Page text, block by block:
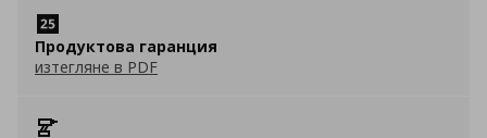
Продуктова гаранция
изтегляне в PDF